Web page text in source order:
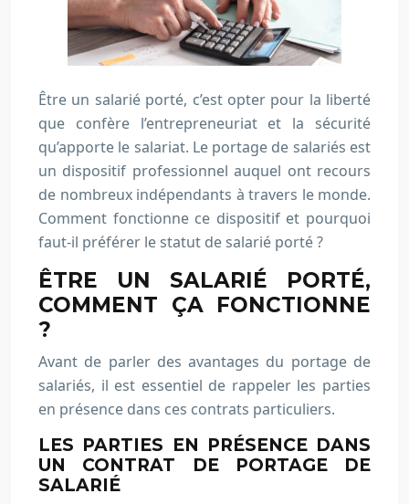
Être un salarié porté, c’est opter pour la liberté
que confère l’entrepreneuriat et la sécurité
qu’apporte le salariat. Le portage de salariés est
un dispositif professionnel auquel ont recours
de nombreux indépendants à travers le monde.
Comment fonctionne ce dispositif et pourquoi
faut-il préférer le statut de salarié porté ?
ÊTRE UN SALARIÉ PORTÉ,
COMMENT ÇA FONCTIONNE
?
Avant de parler des avantages du portage de
salariés, il est essentiel de rappeler les parties
en présence dans ces contrats particuliers.
LES PARTIES EN PRÉSENCE DANS
UN CONTRAT DE PORTAGE DE
SALARIÉ